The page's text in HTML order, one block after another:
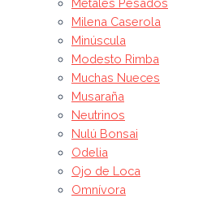
Metales Pesados
Milena Caserola
Minúscula
Modesto Rimba
Muchas Nueces
Musaraña
Neutrinos
Nulú Bonsai
Odelia
Ojo de Loca
Omnívora